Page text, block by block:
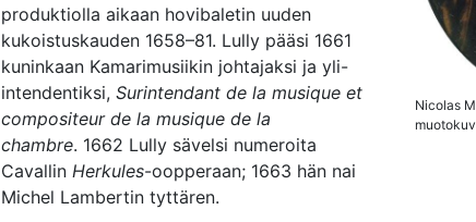
Nicolas
produktiolla aikaan hovibaletin uuden
kukoistuskauden 1658–81. Lully pääsi 1661
kuninkaan Kamarimusiikin johtajaksi ja yli-
intendentiksi, Surintendant de la musique et
compositeur de la musique de la
chambre. 1662 Lully sävelsi numeroita
Cavallin Herkules-oopperaan; 1663 hän nai
Michel Lambertin tyttären.